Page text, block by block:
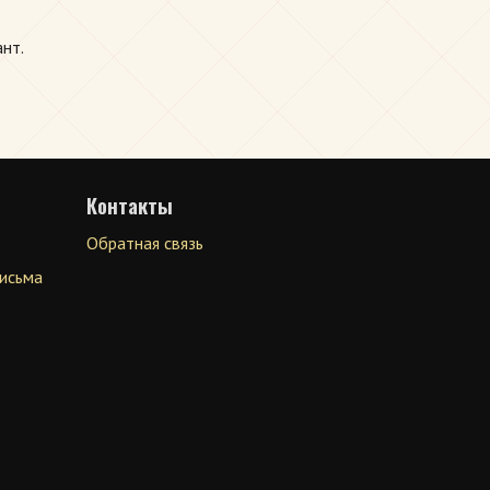
Контакты
Обратная связь